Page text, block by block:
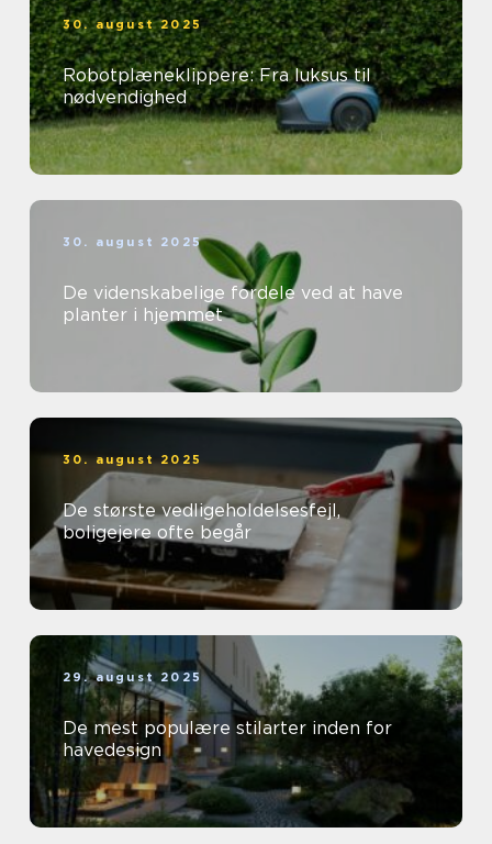
30. august 2025
Robotplæneklippere: Fra luksus til
nødvendighed
30. august 2025
De videnskabelige fordele ved at have
planter i hjemmet
30. august 2025
De største vedligeholdelsesfejl,
boligejere ofte begår
29. august 2025
De mest populære stilarter inden for
havedesign